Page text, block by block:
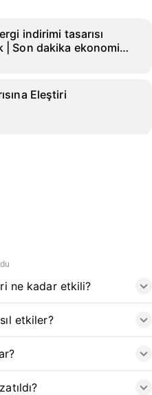
indirimi tasarısı
| Son dakika ekonomi
Eleştiri
ne kadar etkili?
etkiler?